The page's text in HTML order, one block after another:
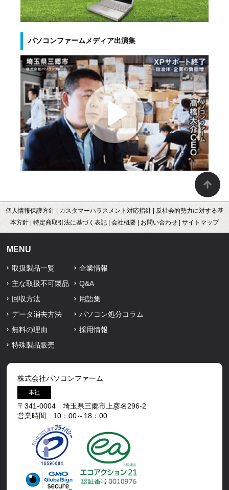
パソコンファームメディア出演集
個人情報保護方針 カスタマーハラスメント対応指針
反社会的勢力に対する基
本方針
特定商取引法に基づく表記 会社概要 お問い合わせ サイトマップ
MENU
取扱製品一覧
主な取扱不可製品
回収方法
データ消去方法
無料の理由
特殊製品販売
企業情報
Q&A
用語集
パソコン処分コラム
採用情報
株式会社パソコンファーム
本社
〒341-0004 埼玉県三郷市上彦名296-2
営業時間 10：00～18：00